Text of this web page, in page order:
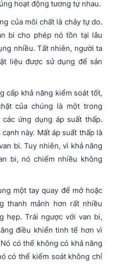
hoạt động tương tự nhau.
của môi chất là chảy tự do.
bi cho phép nó tồn tại lâu
nhiều. Tất nhiên, người ta
liệu được sử dụng để sản
cấp khả năng kiểm soát tốt,
của chúng là một trong
ứng dụng áp suất thấp.
này. Mất áp suất thấp là
bi. Tuy nhiên, vì khả năng
bi, nó chiếm nhiều không
một tay quay để mở hoặc
thanh mảnh hơn rất nhiều
hẹp. Trái ngược với van bi,
điều khiển tinh tế hơn vì
có thể không có khả năng
có thể kiểm soát không chỉ